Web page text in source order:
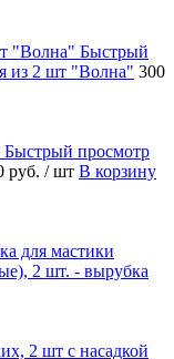
Быстрый
из 2 шт "Волна" 300
Быстрый просмотр
руб. / шт В корзину
2 шт. - вырубка